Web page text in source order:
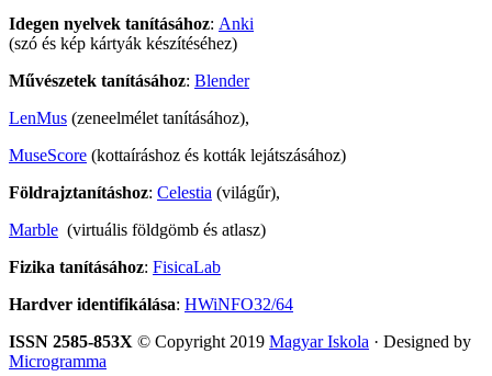
Idegen nyelvek tanításához: Anki
(szó és kép kártyák készítéséhez)
Művészetek tanításához: Blender
LenMus (zeneelmélet tanításához),
MuseScore (kottaíráshoz és kották lejátszásához)
Földrajztanításhoz: Celestia (világűr),
Marble (virtuális földgömb és atlasz)
Fizika tanításához: FisicaLab
Hardver identifikálása: HWiNFO32/64
ISSN 2585-853X © Copyright 2019 Magyar Iskola · Designed by
Microgramma